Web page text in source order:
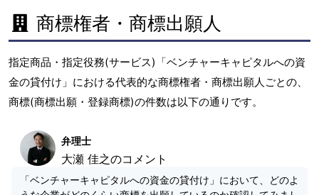
商標権者・商標出願人
指定商品・指定役務(サービス)「ベンチャーキャピタルへの資
金の貸付け」における代表的な商標権者・商標出願人ごとの、
商標(商標出願・登録商標)の件数は以下の通りです。
弁理士
大瀬 佳之のコメント
「ベンチャーキャピタルへの資金の貸付け」において、どのよ